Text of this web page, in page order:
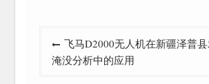
章
飞马D2000无人机在新疆泽普
淹没分析中的应用